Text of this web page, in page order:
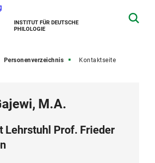
INSTITUT FÜR DEUTSCHE
PHILOLOGIE
Personenverzeichnis Kontaktseite
M.A.
Lehrstuhl Prof. Frieder